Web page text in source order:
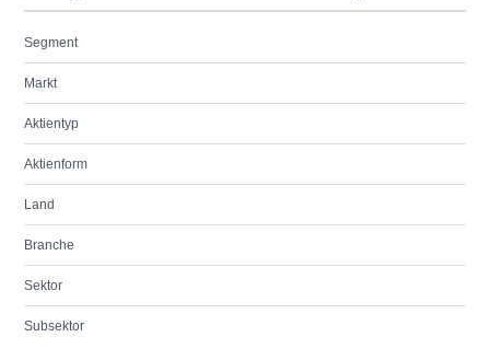
Segment
Markt
Aktientyp
Aktienform
Land
Branche
Sektor
Subsektor